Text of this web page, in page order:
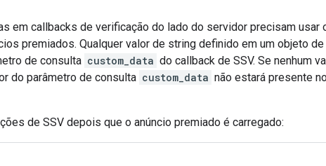
em callbacks de verificação do lado do servidor precisam usar
premiados. Qualquer valor de string definido em um objeto de
de consulta custom_data do callback de SSV. Se nenhum
do parâmetro de consulta custom_data não estará presente
de SSV depois que o anúncio premiado é carregado: